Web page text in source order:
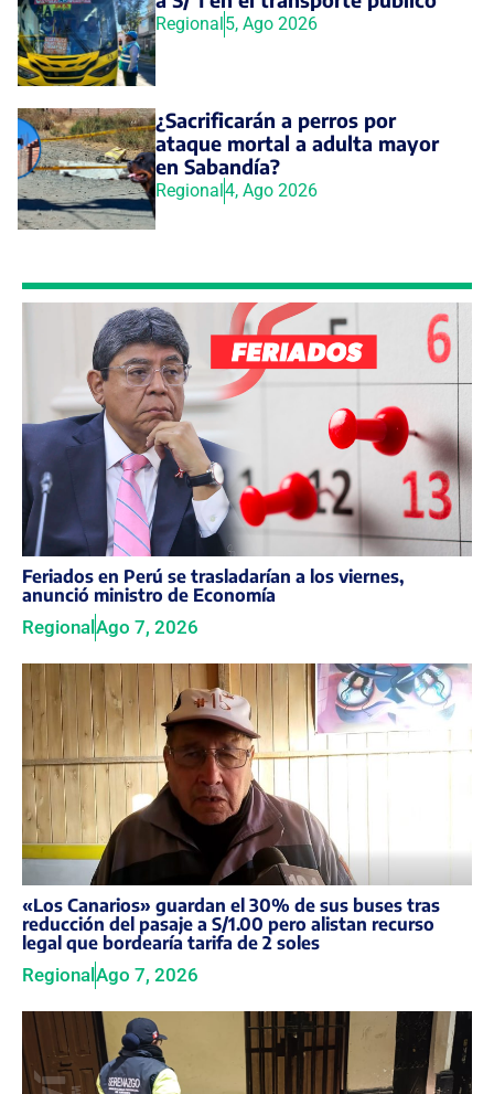
Regional5, Ago 2026
¿Sacrificarán a perros por
ataque mortal a adulta mayor
en Sabandía?
Regional4, Ago 2026
Feriados en Perú se trasladarían a los viernes,
anunció ministro de Economía
RegionalAgo 7, 2026
«Los Canarios» guardan el 30% de sus buses tras
reducción del pasaje a S/1.00 pero alistan recurso
legal que bordearía tarifa de 2 soles
RegionalAgo 7, 2026